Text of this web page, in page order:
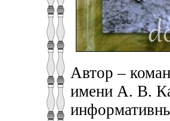
Автор –
имени А. В.